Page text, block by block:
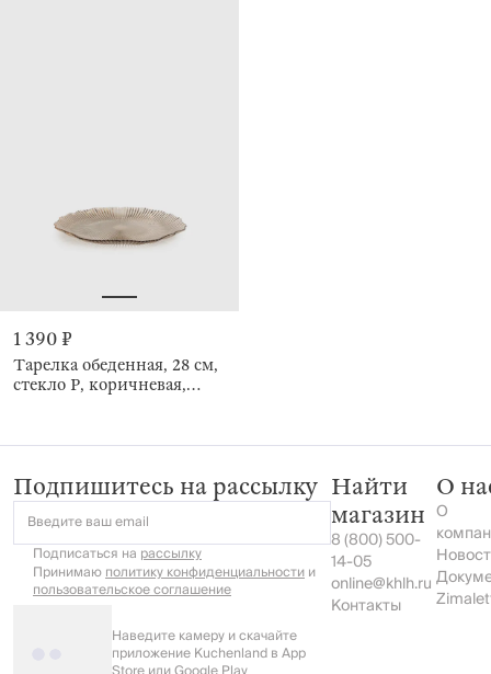
1 390 ₽
Тарелка обеденная, 28 см,
стекло Р, коричневая,
Подпишитесь на рассылку
Введите ваш email
Подписаться на рассылку
Принимаюполитику конфиденциальностии
пользовательское соглашение
Наведите камеру и скачайте
приложение Kuchenland в App
Найти
магазин
8 (800) 500-
14-05
online@khlh.ru
Контакты
О
О